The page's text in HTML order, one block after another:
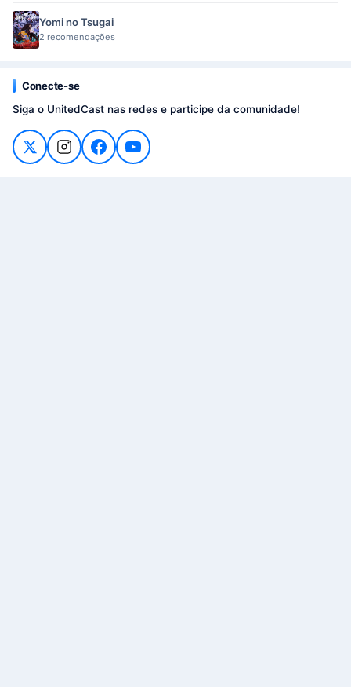
Yomi no Tsugai
2 recomendações
Conecte-se
Siga o UnitedCast nas redes e participe da comunidade!